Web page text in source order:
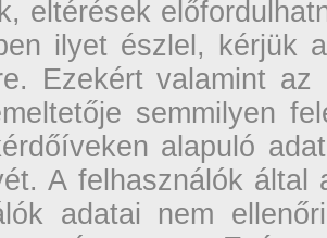
eltérések
ilyet észlel, kérjük
Ezekért valamint
semmilyen
alapuló
A felhasználók
adatai nem